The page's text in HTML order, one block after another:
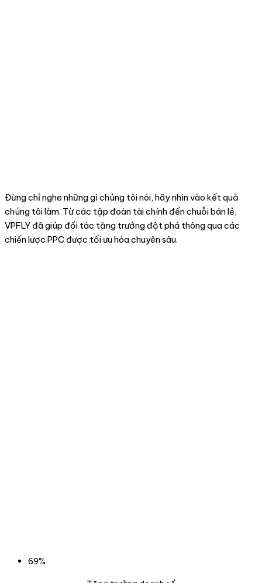
Đừng chỉ nghe những gì chúng tôi nói, hãy nhìn vào kết quả
chúng tôi làm. Từ các tập đoàn tài chính đến chuỗi bán lẻ,
VPFLY đã giúp đối tác tăng trưởng đột phá thông qua các
chiến lược PPC được tối ưu hóa chuyên sâu.
69%